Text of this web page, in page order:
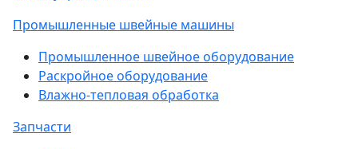
Промышленные швейные машины
Промышленное швейное оборудование
Раскройное оборудование
Влажно-тепловая обработка
Запчасти